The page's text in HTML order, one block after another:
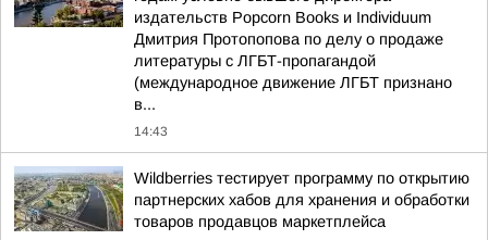
издательств Popcorn Books и Individuum
Дмитрия Протопопова по делу о продаже
литературы с ЛГБТ-пропагандой
(международное движение ЛГБТ признано
в...
14:43
Wildberries тестирует программу по открытию
партнерских хабов для хранения и обработки
товаров продавцов маркетплейса